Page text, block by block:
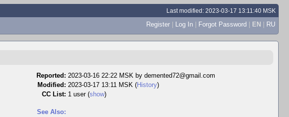
Last modified: 2023-03-17 13:11:40 MSK
Register | Log In | Forgot Password | EN | RU
Reported: 2023-03-16 22:22 MSK by demented72@gmail.com
Modified: 2023-03-17 13:11 MSK (History)
CC List: 1 user (show)
See Also: